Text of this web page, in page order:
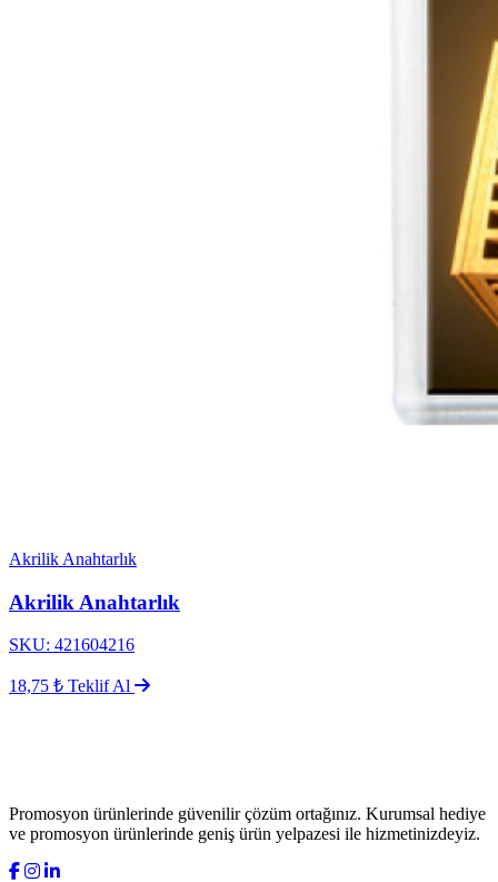
Akrilik Anahtarlık
Akrilik Anahtarlık
SKU: 421604216
18,75 ₺ Teklif Al
Promosyon ürünlerinde güvenilir çözüm ortağınız. Kurumsal hediye
ve promosyon ürünlerinde geniş ürün yelpazesi ile hizmetinizdeyiz.